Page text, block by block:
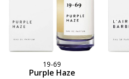
19-69
Purple Haze